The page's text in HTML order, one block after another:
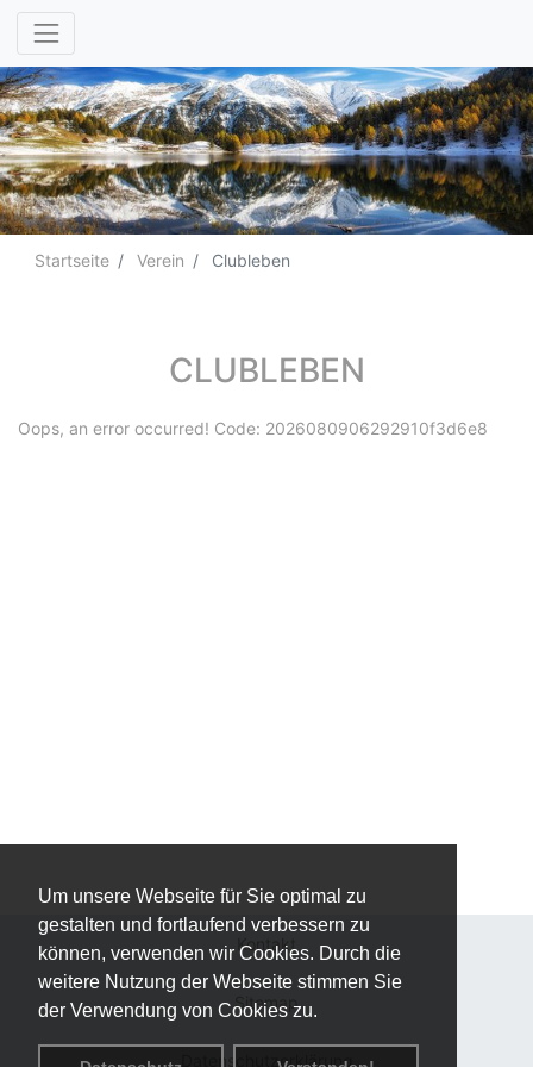
Um unsere Webseite für Sie optimal zu
gestalten und fortlaufend verbessern zu
können, verwenden wir Cookies. Durch die
weitere Nutzung der Webseite stimmen Sie
der Verwendung von Cookies zu.
Startseite Verein Clubleben
CLUBLEBEN
Oops, an error occurred! Code: 2026080906292910f3d6e8
Kontakt
Sitemap
Datenschutzerklärung